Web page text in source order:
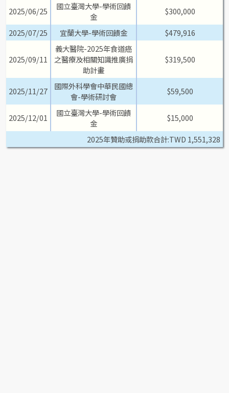
2025/06/25
國立臺灣大學-學術回饋
金
$300,000
2025/07/25
宜蘭大學-學術回饋金 $479,916
2025/09/11
義大醫院-2025年食道癌
之醫療及相關知識推廣捐
助計畫
$319,500
2025/11/27
國際外科學會中華民國總
會-學術研討會
$59,500
2025/12/01
國立臺灣大學-學術回饋
金
$15,000
2025年贊助或捐助款合計:TWD 1,551,328